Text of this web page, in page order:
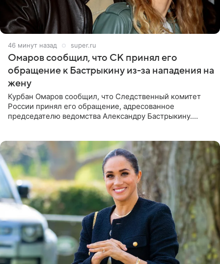
46 минут назад super.ru
Омаров сообщил, что СК принял его
обращение к Бастрыкину из-за нападения на
жену
Курбан Омаров сообщил, что Следственный комитет
России принял его обращение, адресованное
председателю ведомства Александру Бастрыкину.